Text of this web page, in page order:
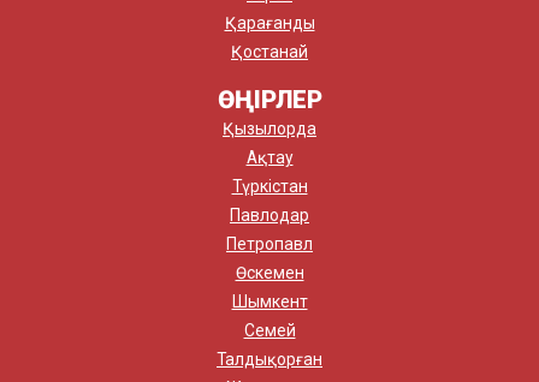
Қарағанды
Қостанай
ӨҢІРЛЕР
Қызылорда
Ақтау
Түркістан
Павлодар
Петропавл
Өскемен
Шымкент
Семей
Талдықорған